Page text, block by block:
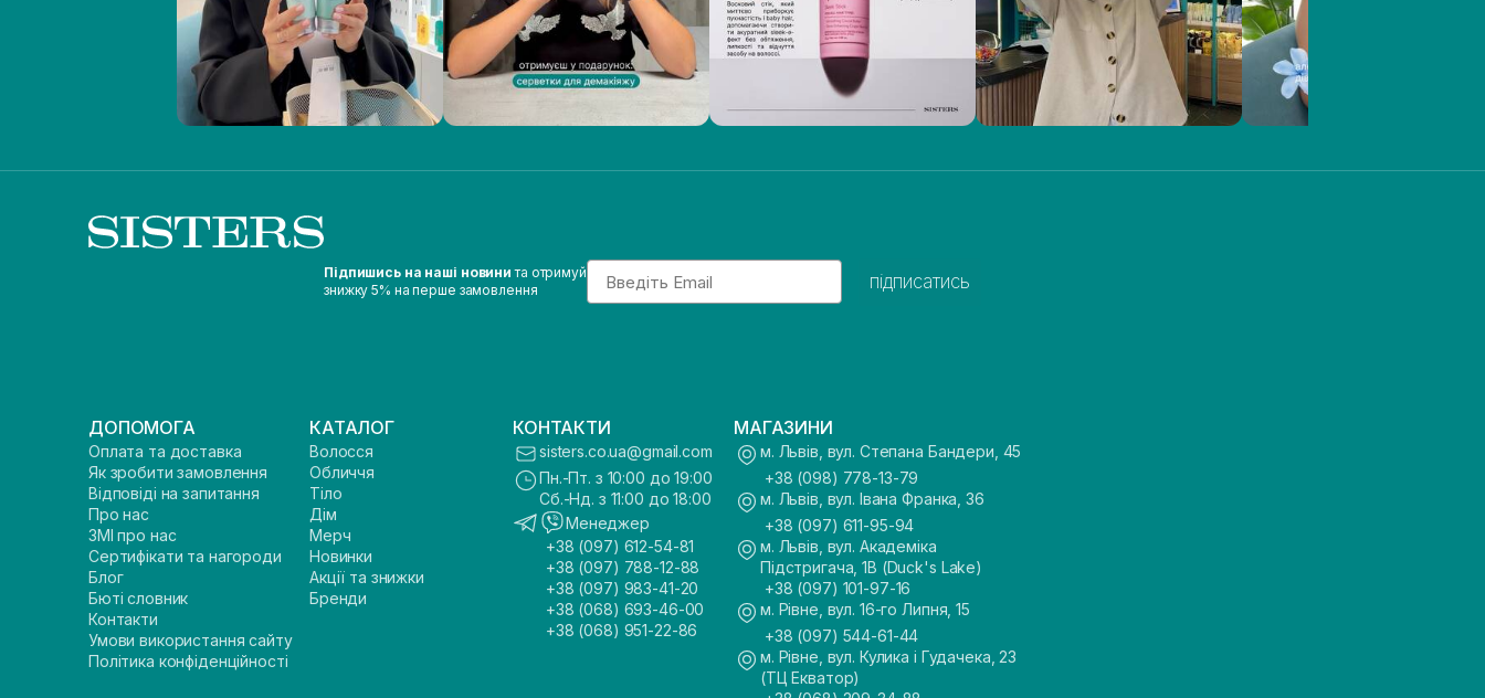
Підпишись на наші новини та отримуй
знижку 5% на перше замовлення
Email
підписатись
ДОПОМОГА
Оплата та доставка
Як зробити замовлення
Відповіді на запитання
Про нас
ЗМІ про нас
Сертифікати та нагороди
Блог
Бюті словник
Контакти
Умови використання сайту
Політика конфіденційності
КАТАЛОГ
Волосся
Обличчя
Тіло
Дім
Мерч
Новинки
Акції та знижки
Бренди
КОНТАКТИ
sisters.co.ua@gmail.com
Пн.-Пт. з 10:00 до 19:00
Сб.-Нд. з 11:00 до 18:00
Менеджер
+38 (097) 612-54-81
+38 (097) 788-12-88
+38 (097) 983-41-20
+38 (068) 693-46-00
+38 (068) 951-22-86
МАГАЗИНИ
м. Львів, вул. Степана Бандери, 45
+38 (098) 778-13-79
м. Львів, вул. Івана Франка, 36
+38 (097) 611-95-94
м. Львів, вул. Академіка
Підстригача, 1В (Duck's Lake)
+38 (097) 101-97-16
м. Рівне, вул. 16-го Липня, 15
+38 (097) 544-61-44
м. Рівне, вул. Кулика і Гудачека, 23
(ТЦ Екватор)